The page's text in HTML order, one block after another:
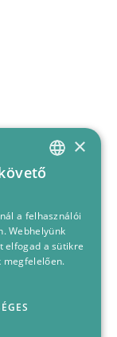
HUNGARIAN
×
a felhasználói
Webhelyünk
elfogad a sütikre
megfelelően.